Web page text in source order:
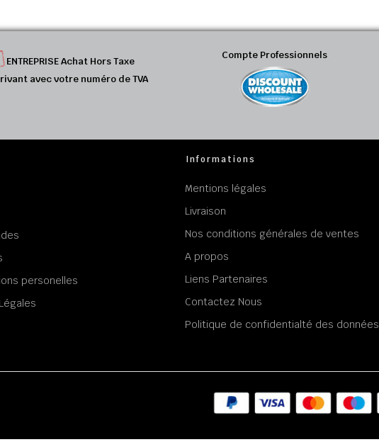
ENTREPRISE Achat Hors Taxe
avec votre numéro de TVA
Compte Professionnels
personelles
Informations
Mentions légales
Livraison
Nos conditions générales de ventes
A propos
Liens Partenaires
Contactez Nous
Politique de confidentialté des données